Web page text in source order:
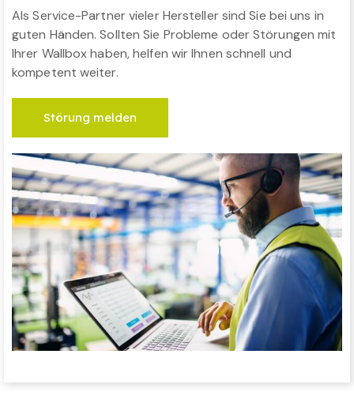
Als Service-Partner vieler Hersteller sind Sie bei uns in
guten Händen. Sollten Sie Probleme oder Störungen mit
Ihrer Wallbox haben, helfen wir Ihnen schnell und
kompetent weiter.
Störung melden